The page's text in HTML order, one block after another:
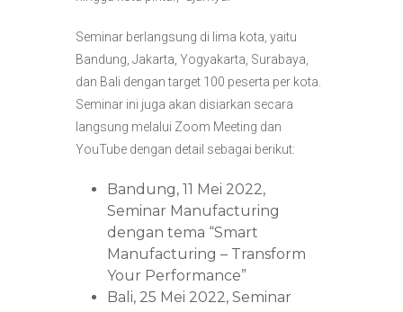
Seminar berlangsung di lima kota, yaitu
Bandung, Jakarta, Yogyakarta, Surabaya,
dan Bali dengan target 100 peserta per kota.
Seminar ini juga akan disiarkan secara
langsung melalui Zoom Meeting dan
YouTube dengan detail sebagai berikut:
Bandung, 11 Mei 2022,
Seminar Manufacturing
dengan tema “Smart
Manufacturing – Transform
Your Performance”
Bali, 25 Mei 2022, Seminar